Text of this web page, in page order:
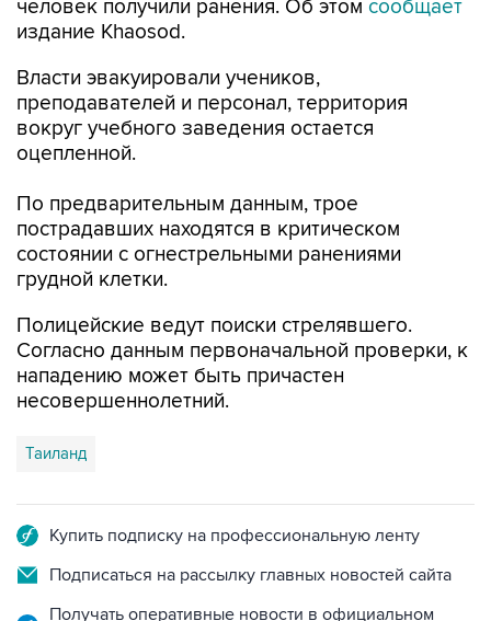
Власти эвакуировали учеников,
вокруг учебного заведения остается
оцепленной.
По предварительным данным, трое
состоянии с огнестрельными ранениями
грудной клетки.
Полицейские ведут поиски стрелявшего.
нападению может быть причастен
несовершеннолетний.
Таиланд
Подписаться на рассылку главных новостей сайта
Получать оперативные новости в официальном